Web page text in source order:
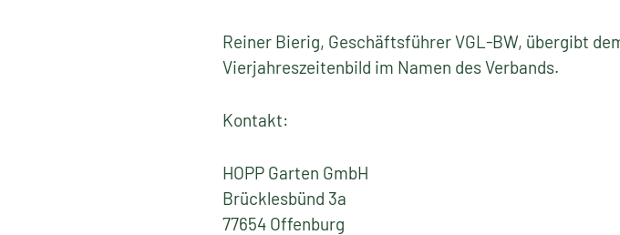
Reiner Bierig, Geschäftsführer VGL-BW, übergibt
Vierjahreszeitenbild im Namen des Verbands.
Kontakt:
HOPP Garten GmbH
Brücklesbünd 3a
77654 Offenburg